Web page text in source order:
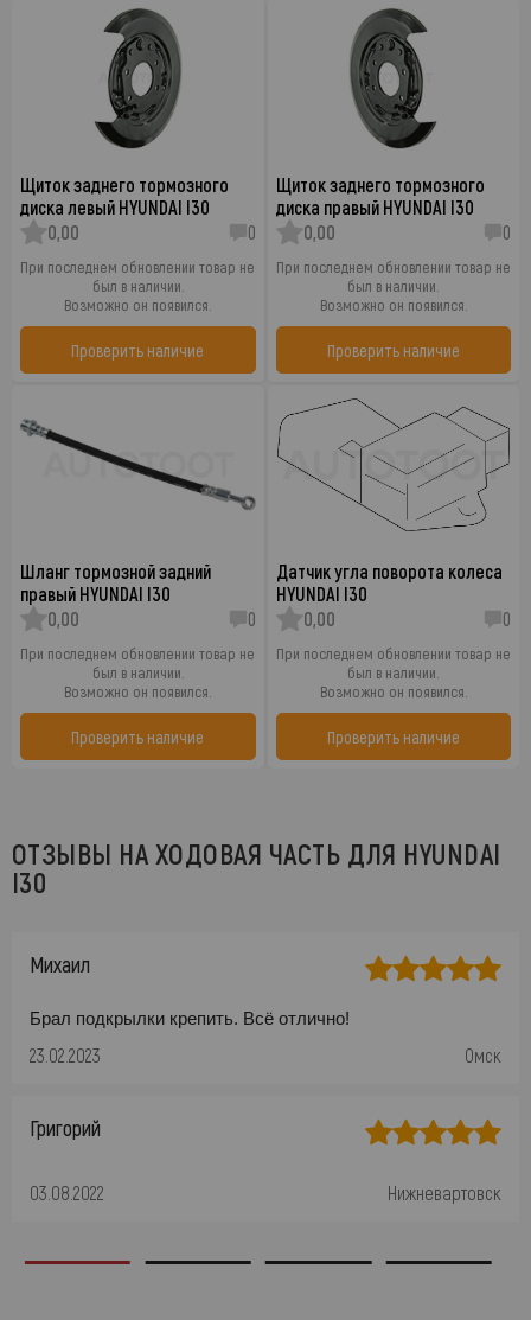
Щиток заднего тормозного
диска левый HYUNDAI I30
0,00
0
При последнем обновлении товар не
был в наличии.
Возможно он появился.
Проверить наличие
Щиток заднего тормозного
диска правый HYUNDAI I30
0,00
0
При последнем обновлении товар не
был в наличии.
Возможно он появился.
Проверить наличие
Шланг тормозной задний
правый HYUNDAI I30
0,00
0
При последнем обновлении товар не
был в наличии.
Возможно он появился.
Проверить наличие
Датчик угла поворота колеса
HYUNDAI I30
0,00
0
При последнем обновлении товар не
был в наличии.
Возможно он появился.
Проверить наличие
ОТЗЫВЫ НА ХОДОВАЯ ЧАСТЬ ДЛЯ HYUNDAI
I30
Михаил
Брал подкрылки крепить. Всё отлично!
23.02.2023 Омск
Григорий
03.08.2022 Нижневартовск